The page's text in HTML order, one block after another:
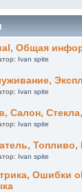
Общая
Ivan spite
Ivan spite
Салон,
Ivan spite
Ivan spite
Ошибки